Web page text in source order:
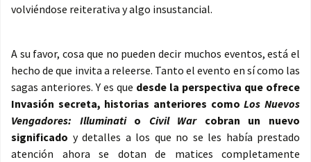
volviéndose reiterativa y algo insustancial.
A su favor, cosa que no pueden decir muchos eventos, está el
hecho de que invita a releerse. Tanto el evento en sí como las
sagas anteriores. Y es que desde la perspectiva que ofrece
Invasión secreta, historias anteriores comoLos Nuevos
Vengadores: Illuminatio Civil Warcobran un nuevo
significado y detalles a los que no se les había prestado
atención ahora se dotan de matices completamente